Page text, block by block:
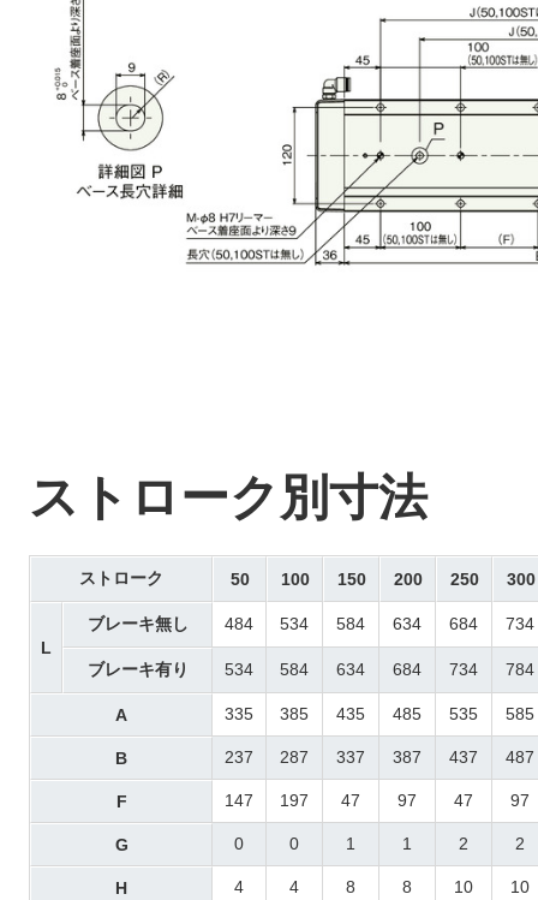
ストローク別寸法
ストローク 50 100 150 200 250 300
L
ブレーキ無し 484 534 584 634 684 734
ブレーキ有り 534 584 634 684 734 784
A 335 385 435 485 535 585
B 237 287 337 387 437 487
F 147 197 47 97 47 97
G 0 0 1 1 2 2
H 4 4 8 8 10 10